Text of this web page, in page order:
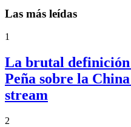
Las más leídas
1
La brutal
Peña sobre la
stream
2